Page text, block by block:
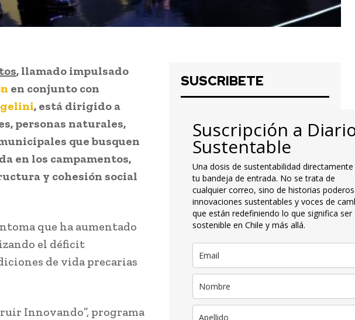
, llamado impulsado
en conjunto con
, está dirigido a
personas naturales,
que busquen
en los campamentos,
y cohesión social
que ha aumentado
el déficit
de vida precarias
Innovando”, programa
SUSCRIBETE
Suscripción a
Sustentable
Una dosis de sustentabilidad
tu bandeja de entrada. No se trata de
cualquier correo, sino de historias
innovaciones sustentables y voces de
que están redefiniendo lo que significa ser
sostenible en Chile y más allá.